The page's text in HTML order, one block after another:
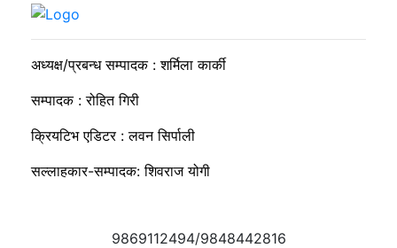
निगम र उद्योगीको समान भाषा, उपभोक्ता भने लाइनमै
अध्यक्ष/प्रबन्ध सम्पादक : शर्मिला कार्की
सम्पादक : रोहित गिरी
क्रियटिभ एडिटर : लवन सिर्पाली
सल्लाहकार-सम्पादक: शिवराज योगी
9869112494/9848442816